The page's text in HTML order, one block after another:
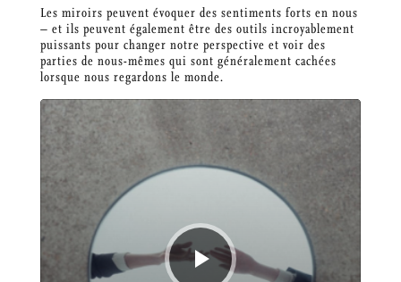
Les miroirs peuvent évoquer des sentiments forts en nous
– et ils peuvent également être des outils incroyablement
puissants pour changer notre perspective et voir des
parties de nous-mêmes qui sont généralement cachées
lorsque nous regardons le monde.
Lecteur
audio